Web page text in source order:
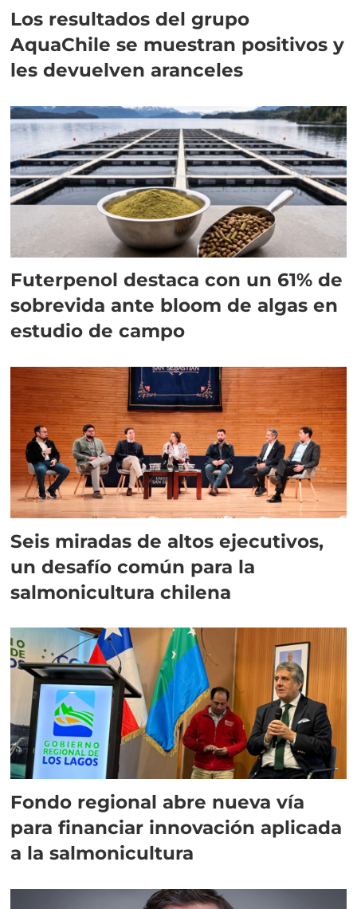
Los resultados del grupo
AquaChile se muestran positivos y
les devuelven aranceles
Futerpenol destaca con un 61% de
sobrevida ante bloom de algas en
estudio de campo
Seis miradas de altos ejecutivos,
un desafío común para la
salmonicultura chilena
Fondo regional abre nueva vía
para financiar innovación aplicada
a la salmonicultura